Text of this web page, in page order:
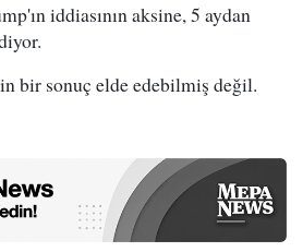
iddiasının aksine, 5 aydan
bir sonuç elde edebilmiş değil.